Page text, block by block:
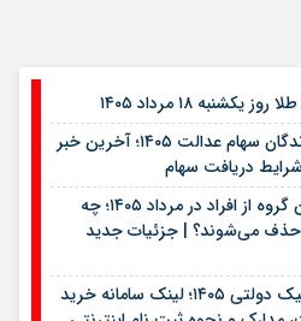
۱۸ مرداد ۱۴۰۵
ثبت نام جاماندگان سهام عدالت ۱۴۰۵؛ آخرین خبر
شرایط دریافت سهام
قطع یارانه این گروه از افراد در مرداد ۱۴۰۵؛ چه
حذف می‌شوند؟ | جزئیات جدید
ثبت نام لاستیک دولتی ۱۴۰۵؛ لینک سامانه خرید